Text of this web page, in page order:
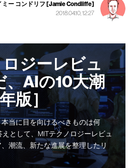
ミー コンドリフ [Jamie Condliffe]
2018.04.10, 12:27
ジーレビュ
、AIの10大潮
版］
当に目を向けるべきものは何
として、MITテクノロジーレビュ
潮流、新たな進展を整理したリ